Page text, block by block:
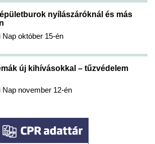
nyílászáróknál és más
október 15-én
új kihívásokkal – tűzvédelem
Nap november 12-én